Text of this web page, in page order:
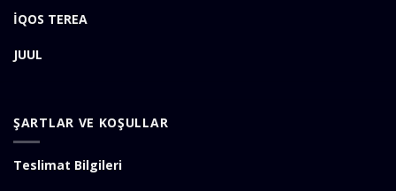
İQOS TEREA
JUUL
ŞARTLAR VE KOŞULLAR
Teslimat Bilgileri